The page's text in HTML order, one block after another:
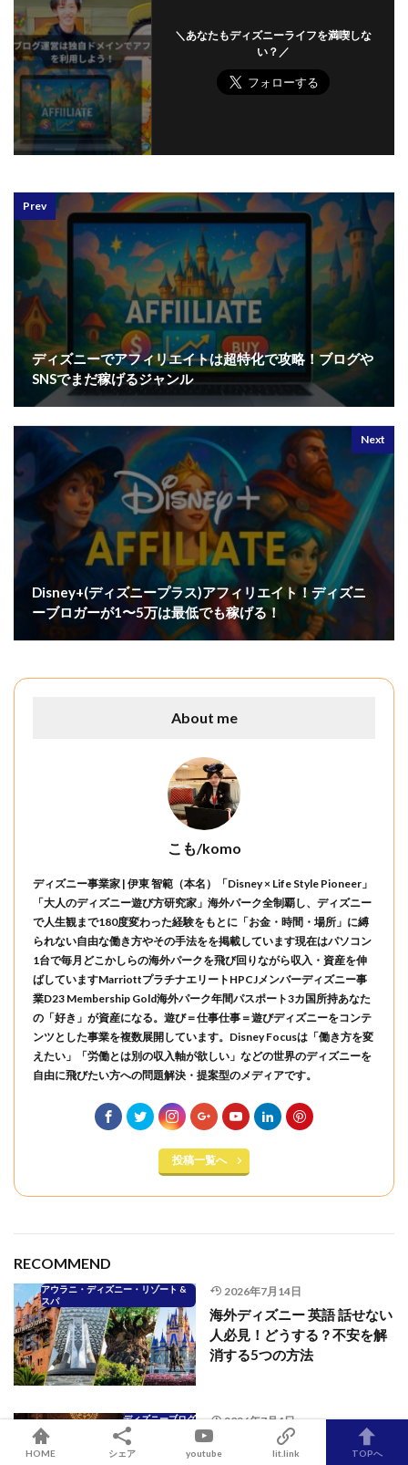
＼あなたもディズニーライフを満喫しな
い？／
About me
こも/komo
ディズニー事業家 | 伊東 智範（本名）「Disney × Life Style Pioneer」
「大人のディズニー遊び方研究家」海外パーク全制覇し、ディズニー
で人生観まで180度変わった経験をもとに「お金・時間・場所」に縛
られない自由な働き方やその手法をを掲載しています現在はパソコン
1台で毎月どこかしらの海外パークを飛び回りながら収入・資産を伸
ばしていますMarriottプラチナエリートHPCJメンバーディズニー事
業D23 Membership Gold海外パーク年間パスポート3カ国所持あなた
の「好き」が資産になる。遊び＝仕事仕事＝遊びディズニーをコンテ
ンツとした事業を複数展開しています。Disney Focusは「働き方を変
えたい」「労働とは別の収入軸が欲しい」などの世界のディズニーを
自由に飛びたい方への問題解決・提案型のメディアです。
投稿一覧へ
Prev
ディズニーでアフィリエイトは超特化で攻略！ブログや
SNSでまだ稼げるジャンル
Next
Disney+(ディズニープラス)アフィリエイト！ディズニ
ーブロガーが1〜5万は最低でも稼げる！
RECOMMEND
アウラニ・ディズニー・リゾート &
スパ
2026年7月14日
海外ディズニー 英語 話せない
人必見！どうする？不安を解
消する5つの方法
ディズニーブログ 2026年7月4日
ディズニーブログで初心者が
HOME シェア youtube lit.link TOPへ